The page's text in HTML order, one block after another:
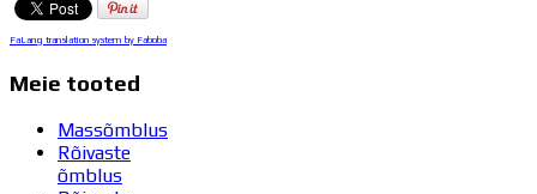
FaLang translation system by Faboba
Meie tooted
Massõmblus
Rõivaste
õmblus